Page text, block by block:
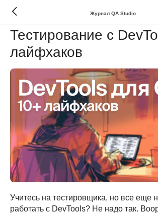
Журнал QA Studio
Тестирование с
лайфхаков
Учитесь на тестировщика, но все еще
работать с DevTools? Не надо так.